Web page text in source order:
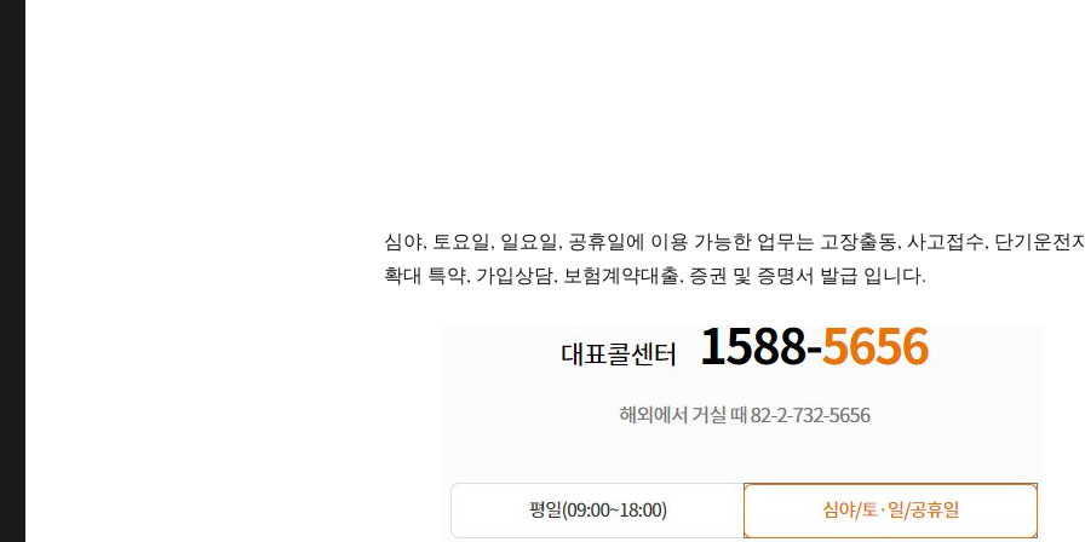
심야, 토요일, 일요일, 공휴일에 이용 가능한 업무는 고장출동, 사고접수, 단기운전
확대 특약, 가입상담, 보험계약대출, 증권 및 증명서 발급 입니다.